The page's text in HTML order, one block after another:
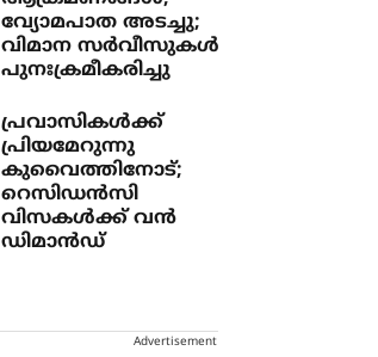
വ്യോമപാത അടച്ചു;
വിമാന സര്‍വീസുകള്‍
പുനഃക്രമീകരിച്ചു
പ്രവാസികള്‍ക്ക്
പ്രിയമേറുന്നു
കുവൈത്തിനോട്;
റെസിഡന്‍സി
വിസകള്‍ക്ക് വന്‍
ഡിമാന്‍ഡ്
Advertisement